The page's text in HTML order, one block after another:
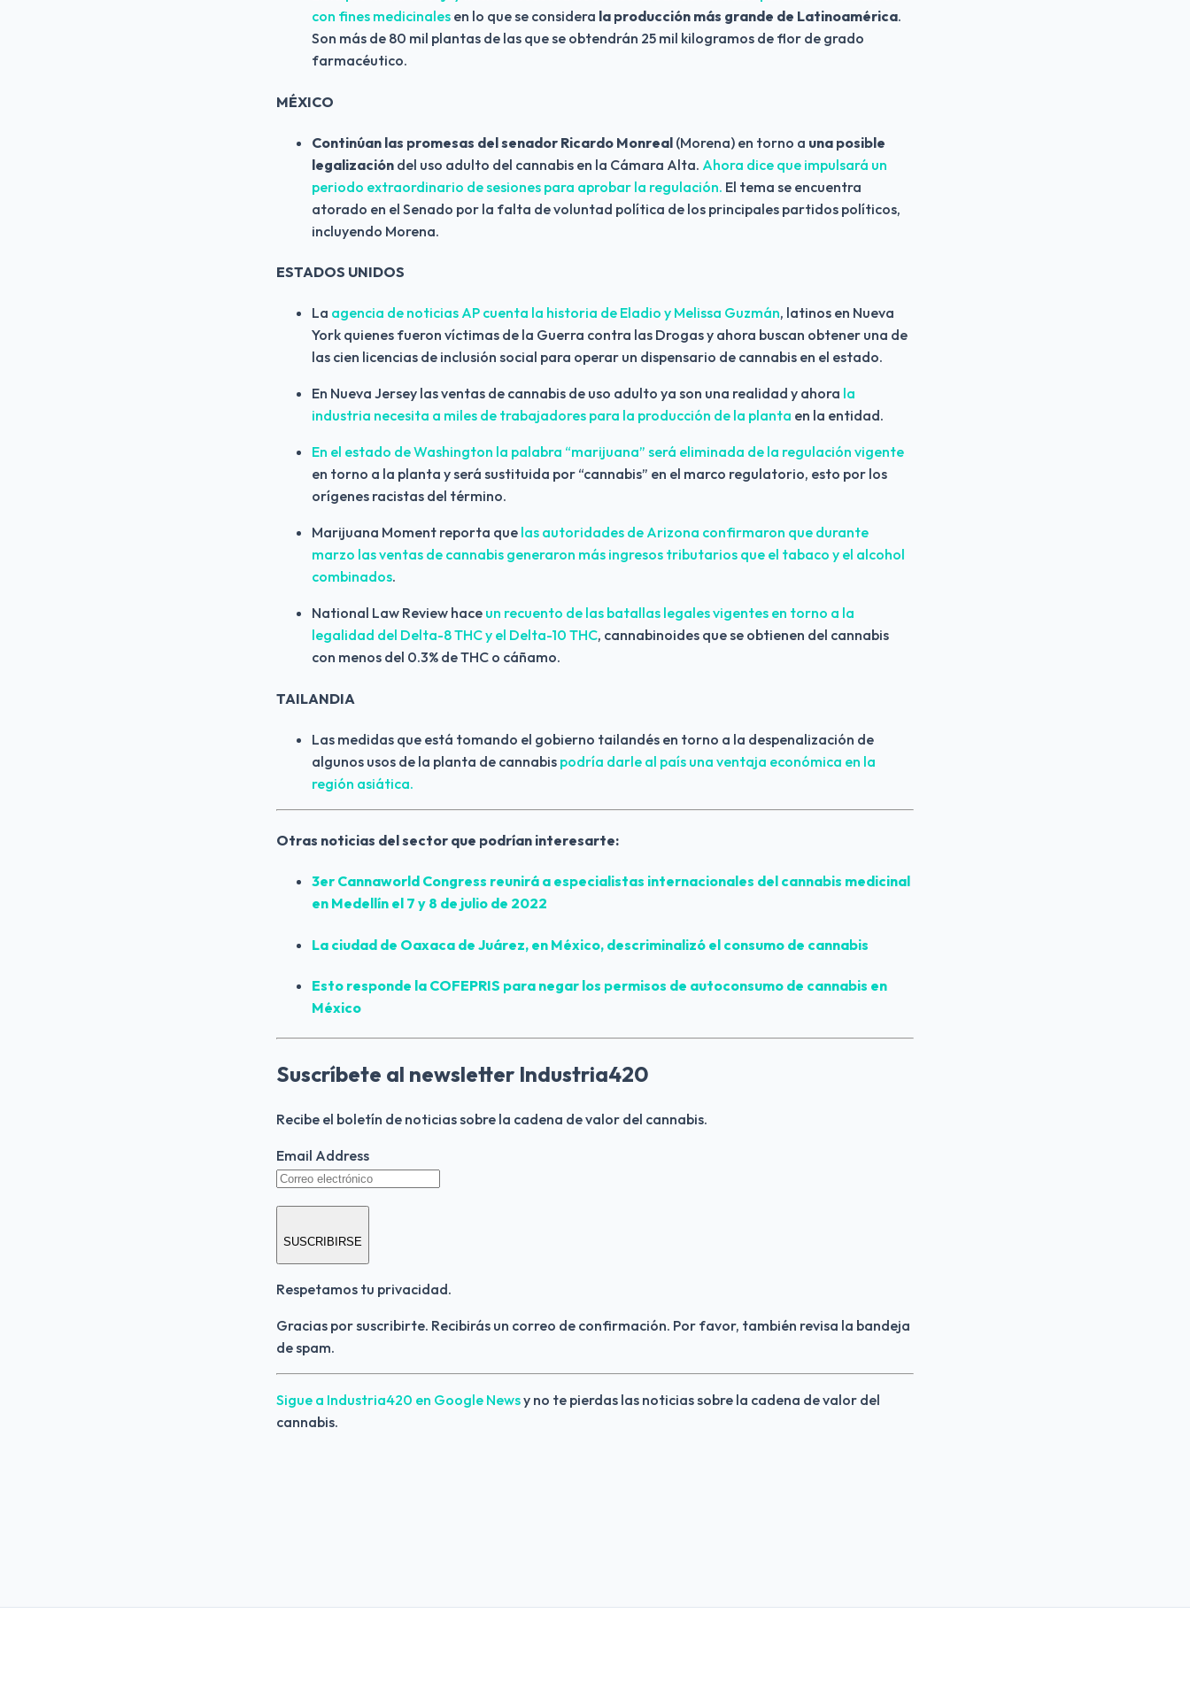
con fines medicinales en lo que se considera la producción más grande de Latinoamérica.
Son más de 80 mil plantas de las que se obtendrán 25 mil kilogramos de flor de grado
farmacéutico.
MÉXICO
Continúan las promesas del senador Ricardo Monreal (Morena) en torno a una posible
legalización del uso adulto del cannabis en la Cámara Alta. Ahora dice que impulsará un
periodo extraordinario de sesiones para aprobar la regulación. El tema se encuentra
atorado en el Senado por la falta de voluntad política de los principales partidos políticos,
incluyendo Morena.
ESTADOS UNIDOS
La agencia de noticias AP cuenta la historia de Eladio y Melissa Guzmán, latinos en Nueva
York quienes fueron víctimas de la Guerra contra las Drogas y ahora buscan obtener una de
las cien licencias de inclusión social para operar un dispensario de cannabis en el estado.
En Nueva Jersey las ventas de cannabis de uso adulto ya son una realidad y ahora la
industria necesita a miles de trabajadores para la producción de la planta en la entidad.
En el estado de Washington la palabra “marijuana” será eliminada de la regulación vigente
en torno a la planta y será sustituida por “cannabis” en el marco regulatorio, esto por los
orígenes racistas del término.
Marijuana Moment reporta que las autoridades de Arizona confirmaron que durante
marzo las ventas de cannabis generaron más ingresos tributarios que el tabaco y el alcohol
combinados.
National Law Review hace un recuento de las batallas legales vigentes en torno a la
legalidad del Delta-8 THC y el Delta-10 THC, cannabinoides que se obtienen del cannabis
con menos del 0.3% de THC o cáñamo.
TAILANDIA
Las medidas que está tomando el gobierno tailandés en torno a la despenalización de
algunos usos de la planta de cannabis podría darle al país una ventaja económica en la
región asiática.
Otras noticias del sector que podrían interesarte:
3er Cannaworld Congress reunirá a especialistas internacionales del cannabis medicinal
en Medellín el 7 y 8 de julio de 2022
La ciudad de Oaxaca de Juárez, en México, descriminalizó el consumo de cannabis
Esto responde la COFEPRIS para negar los permisos de autoconsumo de cannabis en
México
Suscríbete al newsletter Industria420
Recibe el boletín de noticias sobre la cadena de valor del cannabis.
Email Address
SUSCRIBIRSE
Respetamos tu privacidad.
Gracias por suscribirte. Recibirás un correo de confirmación. Por favor, también revisa la bandeja
de spam.
Sigue a Industria420 en Google News y no te pierdas las noticias sobre la cadena de valor del
cannabis.